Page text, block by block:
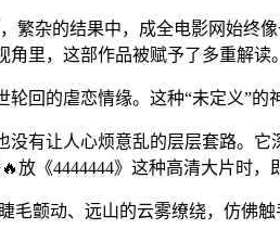
繁杂的结果中，成全电影网始
里，这部作品被赋予了多重解读。
回的虐恋情缘。这种“未定义”的
没有让人心烦意乱的层层套路
《4444444》这种高清大片时
颤动、远山的云雾缭绕，仿佛触